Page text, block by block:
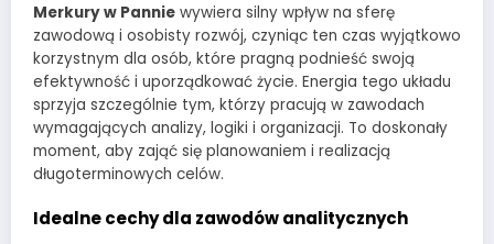
Merkury w Pannie wywiera silny wpływ na sferę
zawodową i osobisty rozwój, czyniąc ten czas wyjątkowo
korzystnym dla osób, które pragną podnieść swoją
efektywność i uporządkować życie. Energia tego układu
sprzyja szczególnie tym, którzy pracują w zawodach
wymagających analizy, logiki i organizacji. To doskonały
moment, aby zająć się planowaniem i realizacją
długoterminowych celów.
Idealne cechy dla zawodów analitycznych